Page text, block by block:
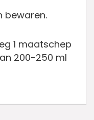
bewaren.
1 maatschep
200-250 ml